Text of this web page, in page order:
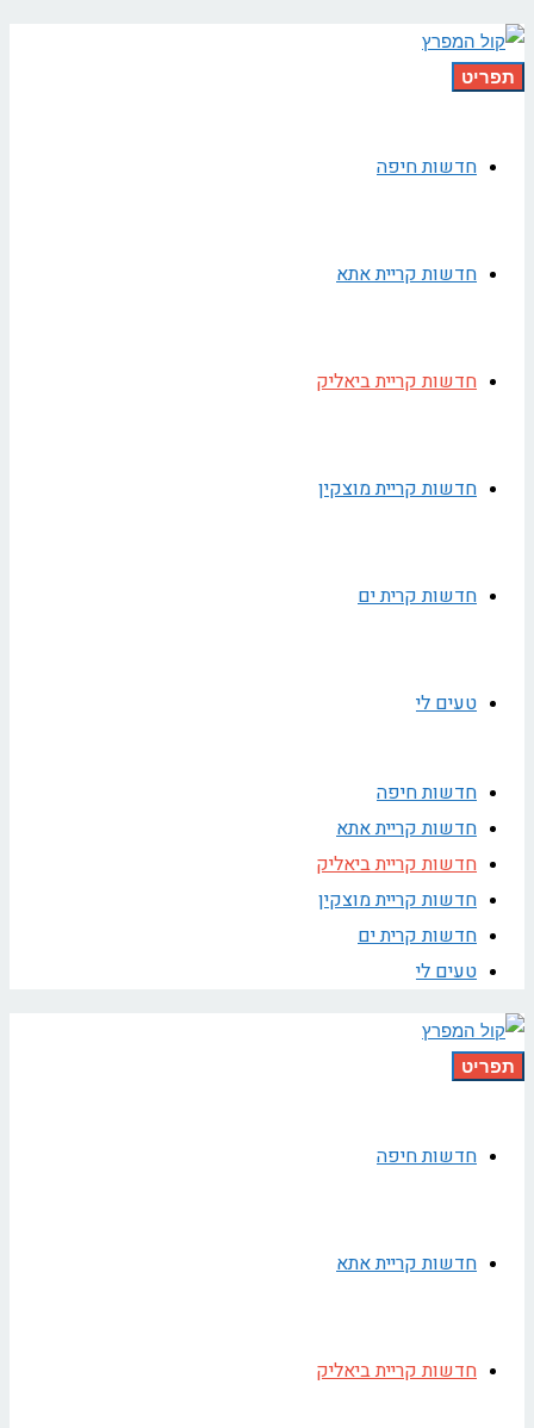
תפריט
חדשות חיפה
חדשות קריית אתא
חדשות קריית ביאליק
חדשות קריית מוצקין
חדשות קרית ים
טעים לי
חדשות חיפה
חדשות קריית אתא
חדשות קריית ביאליק
חדשות קריית מוצקין
חדשות קרית ים
טעים לי
תפריט
חדשות חיפה
חדשות קריית אתא
חדשות קריית ביאליק